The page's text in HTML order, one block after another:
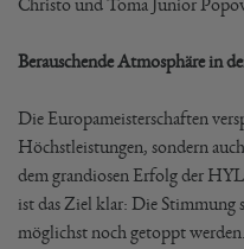
Christo und Toma Junior
Berauschende Atmosphäre in
Die Europameisterschaften
Höchstleistungen, sondern
dem grandiosen Erfolg der
ist das Ziel klar: Die
möglichst noch getoppt